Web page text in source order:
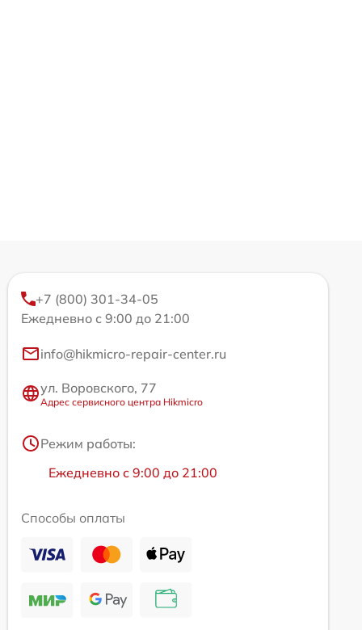
+7 (800) 301-34-05
Ежедневно с 9:00 до 21:00
info@hikmicro-repair-center.ru
ул. Воровского, 77
Адрес сервисного центра Hikmicro
Режим работы:
Ежедневно с 9:00 до 21:00
Способы оплаты